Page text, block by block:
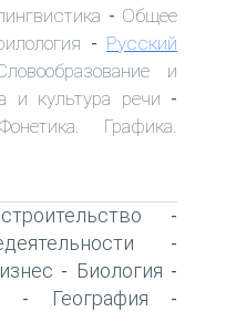
- Общее
- Русский
и
и культура речи -
Фонетика. Графика.
-
-
- Биология -
- География -